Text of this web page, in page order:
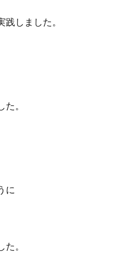
しました。
。
に
。